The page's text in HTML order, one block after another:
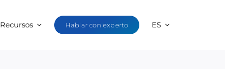
Recursos Hablar con experto ES